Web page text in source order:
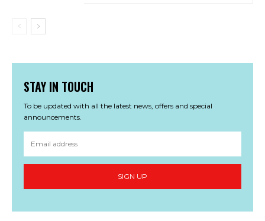
STAY IN TOUCH
To be updated with all the latest news, offers and special
announcements.
SIGN UP